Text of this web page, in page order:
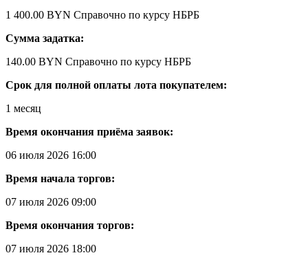
1 400.00 BYN Справочно по курсу НБРБ
Сумма задатка:
140.00 BYN Справочно по курсу НБРБ
Срок для полной оплаты лота покупателем:
1 месяц
Время окончания приёма заявок:
06 июля 2026 16:00
Время начала торгов:
07 июля 2026 09:00
Время окончания торгов:
07 июля 2026 18:00